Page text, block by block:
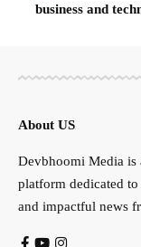
business and
About US
Devbhoomi Media is
platform dedicated
and impactful news